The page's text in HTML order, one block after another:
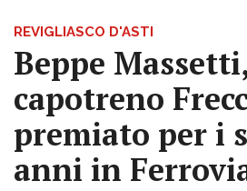
REVIGLIASCO D'ASTI
Beppe
capotreno
premiato per i
anni in